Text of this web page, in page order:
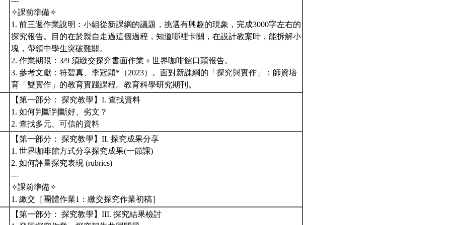
✧課前準備✧
1. 前三週作業說明：小組從新課綱的議題，挑選有興趣的現象，完成3000字左右的
探究報告。目的在於親自走過這個過程，知道哪裡卡關，在設計教案時，能拆解小
塊，帶領中學生突破難關。
2. 作業期限：3/9 須繳交探究書面作業＋世界咖啡館口頭報告。
3. 參考文獻：符碧真、李冠穎*（2023）。面對新課綱的「探究與實作」：師資培
育「雙實作」的教育實踐課程。教育科學研究期刊。
【第一部分： 探究教學】I. 查找資料
1. 如何判斷判斷好、劣文？
2. 查找多元、可信的資料
【第一部分： 探究教學】II. 探究成果分享
1. 世界咖啡館方式分享探究成果(一節課)
2. 如何評量探究表現 (rubrics)
---
✧課前準備✧
1. 繳交［團體作業1：繳交探究作業初稿］
【第一部分： 探究教學】III. 探究結果檢討